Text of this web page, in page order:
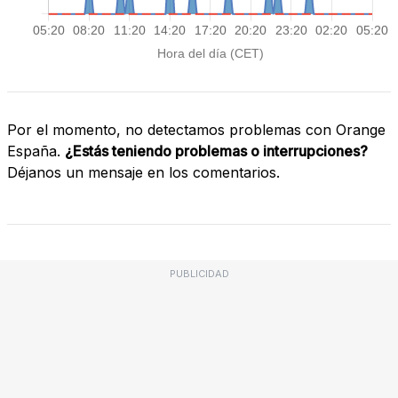
Por el momento, no detectamos problemas con Orange
España. ¿Estás teniendo problemas o interrupciones?
Déjanos un mensaje en los comentarios.
PUBLICIDAD